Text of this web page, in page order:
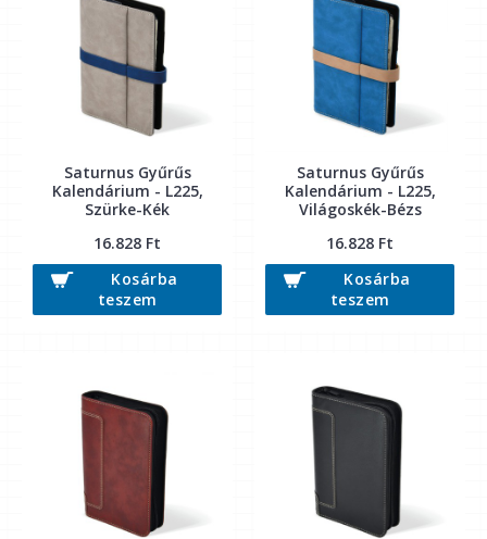
Saturnus Gyűrűs
Kalendárium - L225,
Szürke-Kék
16.828 Ft
Kosárba
teszem
Saturnus Gyűrűs
Kalendárium - L225,
Világoskék-Bézs
16.828 Ft
Kosárba
teszem